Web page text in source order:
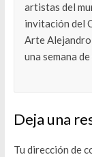
artistas del
invitación del
Arte
una semana
Deja una
Tu dirección de